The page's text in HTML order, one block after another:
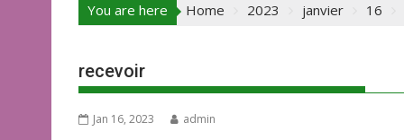
You are here Home 2023 janvier 16
recevoir
Jan 16, 2023 admin